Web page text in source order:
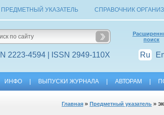
ПРЕДМЕТНЫЙ УКАЗАТЕЛЬ СПРАВОЧНИК
2223-4594 | ISSN 2949-110X
поиск
Ru
ИНФО ВЫПУСКИ ЖУРНАЛА АВТОРАМ
Главная » Предметный указатель »